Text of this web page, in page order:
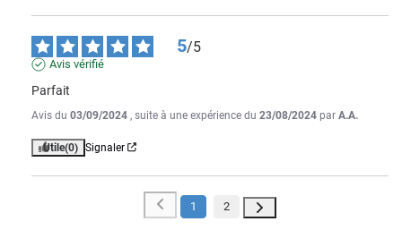
5/5
Avis vérifié
Parfait
Avis du 03/09/2024 , suite à une expérience du 23/08/2024 par A.A.
Utile(0) Signaler
1 2